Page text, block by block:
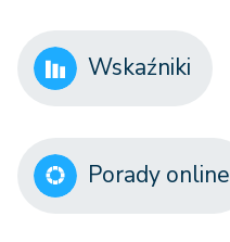
Wskaźniki
Porady online